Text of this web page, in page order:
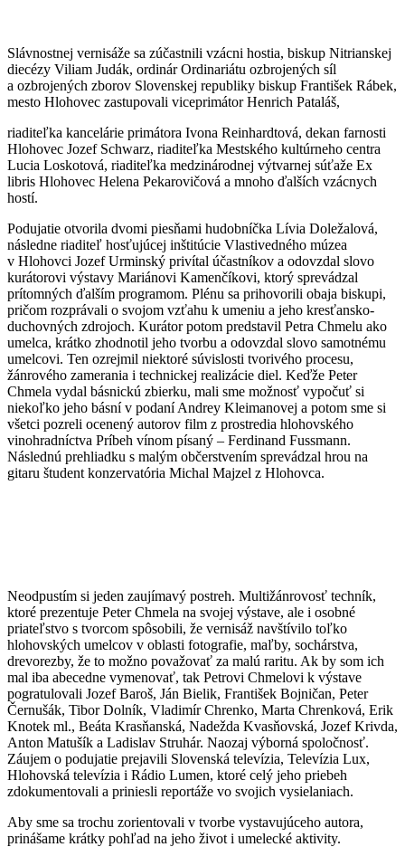
Slávnostnej vernisáže sa zúčastnili vzácni hostia, biskup Nitrianskej
diecézy Viliam Judák, ordinár Ordinariátu ozbrojených síl
a ozbrojených zborov Slovenskej republiky biskup František Rábek,
mesto Hlohovec zastupovali viceprimátor Henrich Pataláš,
riaditeľka kancelárie primátora Ivona Reinhardtová, dekan farnosti
Hlohovec Jozef Schwarz, riaditeľka Mestského kultúrneho centra
Lucia Loskotová, riaditeľka medzinárodnej výtvarnej súťaže Ex
libris Hlohovec Helena Pekarovičová a mnoho ďalších vzácnych
hostí.
Podujatie otvorila dvomi piesňami hudobníčka Lívia Doležalová,
následne riaditeľ hosťujúcej inštitúcie Vlastivedného múzea
v Hlohovci Jozef Urminský privítal účastníkov a odovzdal slovo
kurátorovi výstavy Mariánovi Kamenčíkovi, ktorý sprevádzal
prítomných ďalším programom. Plénu sa prihovorili obaja biskupi,
pričom rozprávali o svojom vzťahu k umeniu a jeho kresťansko-
duchovných zdrojoch. Kurátor potom predstavil Petra Chmelu ako
umelca, krátko zhodnotil jeho tvorbu a odovzdal slovo samotnému
umelcovi. Ten ozrejmil niektoré súvislosti tvorivého procesu,
žánrového zamerania i technickej realizácie diel. Keďže Peter
Chmela vydal básnickú zbierku, mali sme možnosť vypočuť si
niekoľko jeho básní v podaní Andrey Kleimanovej a potom sme si
všetci pozreli ocenený autorov film z prostredia hlohovského
vinohradníctva Príbeh vínom písaný – Ferdinand Fussmann.
Následnú prehliadku s malým občerstvením sprevádzal hrou na
gitaru študent konzervatória Michal Majzel z Hlohovca.
Neodpustím si jeden zaujímavý postreh. Multižánrovosť techník,
ktoré prezentuje Peter Chmela na svojej výstave, ale i osobné
priateľstvo s tvorcom spôsobili, že vernisáž navštívilo toľko
hlohovských umelcov v oblasti fotografie, maľby, sochárstva,
drevorezby, že to možno považovať za malú raritu. Ak by som ich
mal iba abecedne vymenovať, tak Petrovi Chmelovi k výstave
pogratulovali Jozef Baroš, Ján Bielik, František Bojničan, Peter
Černušák, Tibor Dolník, Vladimír Chrenko, Marta Chrenková, Erik
Knotek ml., Beáta Krasňanská, Nadežda Kvasňovská, Jozef Krivda,
Anton Matušík a Ladislav Struhár. Naozaj výborná spoločnosť.
Záujem o podujatie prejavili Slovenská televízia, Televízia Lux,
Hlohovská televízia i Rádio Lumen, ktoré celý jeho priebeh
zdokumentovali a priniesli reportáže vo svojich vysielaniach.
Aby sme sa trochu zorientovali v tvorbe vystavujúceho autora,
prinášame krátky pohľad na jeho život i umelecké aktivity.